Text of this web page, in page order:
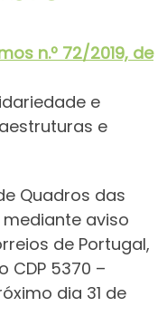
n.º 72/2019, de
e
e
Quadros das
aviso
de Portugal,
CDP 5370 –
dia 31 de